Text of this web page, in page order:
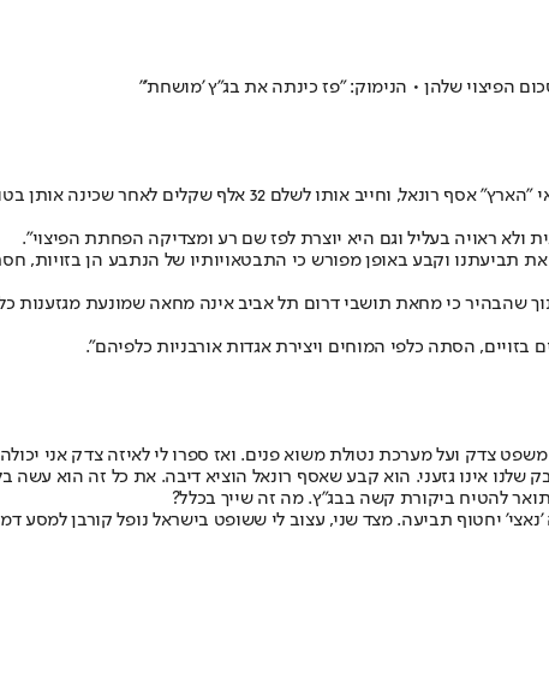
הפיצוי שלהן • הנימוק: "פז כינתה את בג"ץ 'מושחת'"
בית משפט השלום בתל אביב קיבל היום (ראשון) את תביעתן של שפי פז וסוזי כהן-צמח נגד
ולא ראויה בעליל וגם היא יוצרת לפז שם רע ומצדיקה הפחתת הפיצוי".
תביעתנו וקבע באופן מפורש כי התבטאויותיו של הנתבע הן בזויות,
כי מחאת תושבי דרום תל אביב אינה מחאה שמונעת מגזענות
בזויים, הסתה כלפי המוחים ויצירת אגדות אורבניות כלפיהם".
צדק ועל מערכת נטולת משוא פנים. ואז ספרו לי לאיזה צדק אני
אינו גזעני. הוא קבע שאסף רונאל הוציא דיבה. את כל זה הוא עשה
להטיח ביקורת קשה בבג"ץ. מה זה שייך בכלל?
יחטוף תביעה. מצד שני, עצוב לי ששופט בישראל נופל קורבן למסע